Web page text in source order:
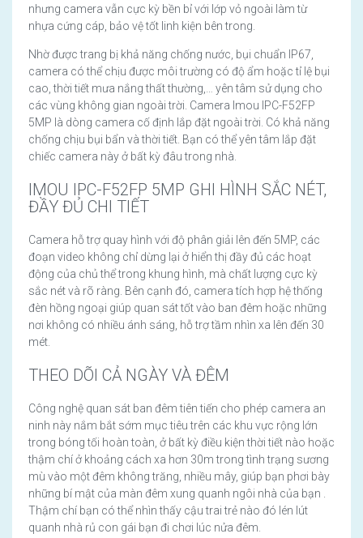
nhưng camera vẫn cực kỳ bền bỉ với lớp vỏ ngoài làm từ
nhựa cứng cáp, bảo vệ tốt linh kiện bên trong.
Nhờ được trang bị khả năng chống nước, bụi chuẩn IP67,
camera có thể chịu được môi trường có độ ẩm hoặc tỉ lệ bụi
cao, thời tiết mưa nắng thất thường,… yên tâm sử dụng cho
các vùng không gian ngoài trời. Camera Imou IPC-F52FP
5MP là dòng camera cố định lắp đặt ngoài trời. Có khả năng
chống chịu bụi bẩn và thời tiết. Bạn có thể yên tâm lắp đặt
chiếc camera này ở bất kỳ đâu trong nhà.
IMOU IPC-F52FP 5MP GHI HÌNH SẮC NÉT,
ĐẦY ĐỦ CHI TIẾT
Camera hỗ trợ quay hình với độ phân giải lên đến 5MP, các
đoạn video không chỉ dừng lại ở hiển thị đầy đủ các hoạt
động của chủ thể trong khung hình, mà chất lượng cực kỳ
sắc nét và rõ ràng. Bên cạnh đó, camera tích hợp hệ thống
đèn hồng ngoại giúp quan sát tốt vào ban đêm hoặc những
nơi không có nhiều ánh sáng, hỗ trợ tầm nhìn xa lên đến 30
mét.
THEO DÕI CẢ NGÀY VÀ ĐÊM
Công nghệ quan sát ban đêm tiên tiến cho phép camera an
ninh này nắm bắt sớm mục tiêu trên các khu vực rộng lớn
trong bóng tối hoàn toàn, ở bất kỳ điều kiện thời tiết nào hoặc
thậm chí ở khoảng cách xa hơn 30m trong tình trạng sương
mù vào một đêm không trăng, nhiều mây, giúp bạn phơi bày
những bí mật của màn đêm xung quanh ngôi nhà của bạn .
Thậm chí bạn có thể nhìn thấy cậu trai trẻ nào đó lén lút
quanh nhà rủ con gái bạn đi chơi lúc nửa đêm.